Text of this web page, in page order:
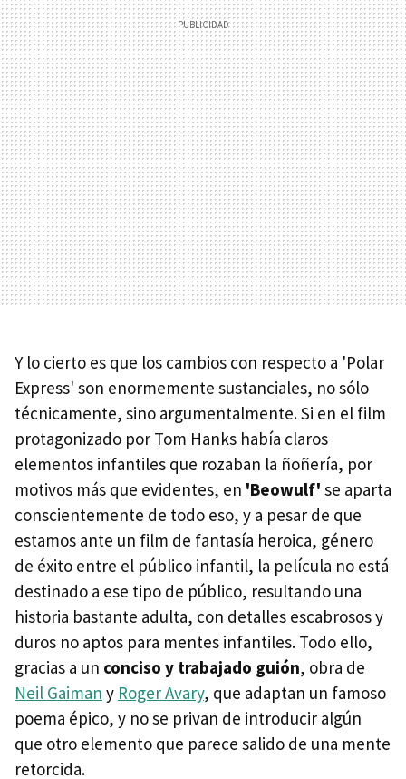
Y lo cierto es que los cambios con respecto a 'Polar
Express' son enormemente sustanciales, no sólo
técnicamente, sino argumentalmente. Si en el film
protagonizado por Tom Hanks había claros
elementos infantiles que rozaban la ñoñería, por
motivos más que evidentes, en 'Beowulf' se aparta
conscientemente de todo eso, y a pesar de que
estamos ante un film de fantasía heroica, género
de éxito entre el público infantil, la película no está
destinado a ese tipo de público, resultando una
historia bastante adulta, con detalles escabrosos y
duros no aptos para mentes infantiles. Todo ello,
gracias a un conciso y trabajado guión, obra de
Neil Gaiman y Roger Avary, que adaptan un famoso
poema épico, y no se privan de introducir algún
que otro elemento que parece salido de una mente
retorcida.